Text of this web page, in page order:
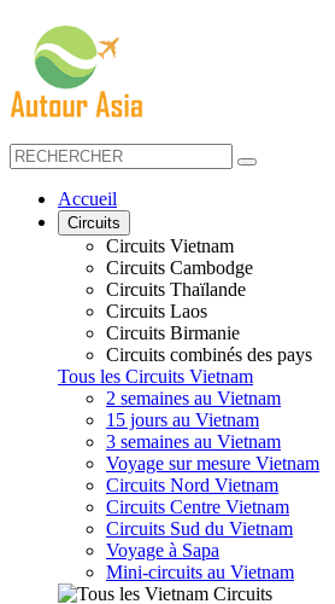
Accueil
Circuits
Circuits Vietnam
Circuits Cambodge
Circuits Thaïlande
Circuits Laos
Circuits Birmanie
Circuits combinés des pays
Tous les Circuits Vietnam
2 semaines au Vietnam
15 jours au Vietnam
3 semaines au Vietnam
Voyage sur mesure Vietnam
Circuits Nord Vietnam
Circuits Centre Vietnam
Circuits Sud du Vietnam
Voyage à Sapa
Mini-circuits au Vietnam